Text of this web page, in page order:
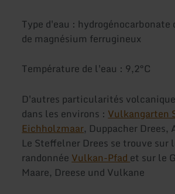
Type d'eau :
de magnésium ferrugineux
Température de l'eau : 9,2°C
D'autres particularités
dans les environs : Vulkangarten
Eichholzmaar, Duppacher Drees,
Le Steffelner Drees se trouve sur
randonnée Vulkan-Pfad et sur le
Maare, Dreese und Vulkane